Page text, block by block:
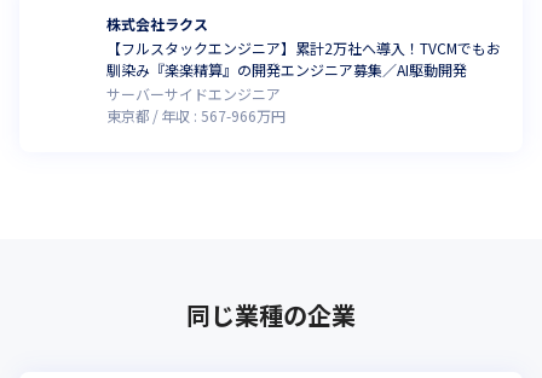
株式会社ラクス
【フルスタックエンジニア】累計2万社へ導入！TVCMでもお
馴染み『楽楽精算』の開発エンジニア募集／AI駆動開発
サーバーサイドエンジニア
東京都
年収 :567-966万円
同じ業種の企業